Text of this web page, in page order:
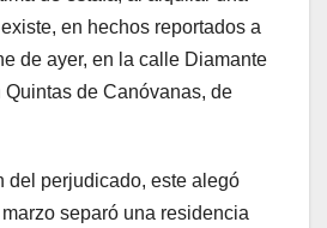
en hechos reportados a
de ayer, en la calle Diamante
de Canóvanas, de
del perjudicado, este alegó
separó una residencia